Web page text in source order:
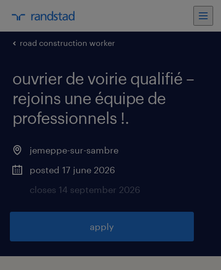
road construction worker
ouvrier de voirie qualifié –
rejoins une équipe de
professionnels !.
jemeppe-sur-sambre
posted 17 june 2026
closes 14 september 2026
apply